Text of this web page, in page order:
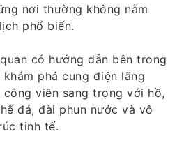
nơi thường không nằm
phổ biến.
có hướng dẫn bên trong
phá cung điện lãng
công viên sang trọng với hồ,
đá, đài phun nước và vô
tinh tế.